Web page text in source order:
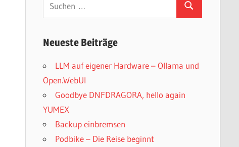
Suchen
Neueste Beiträge
LLM auf eigener Hardware – Ollama und
Open.WebUI
Goodbye DNFDRAGORA, hello again
YUMEX
Backup einbremsen
Podbike – Die Reise beginnt